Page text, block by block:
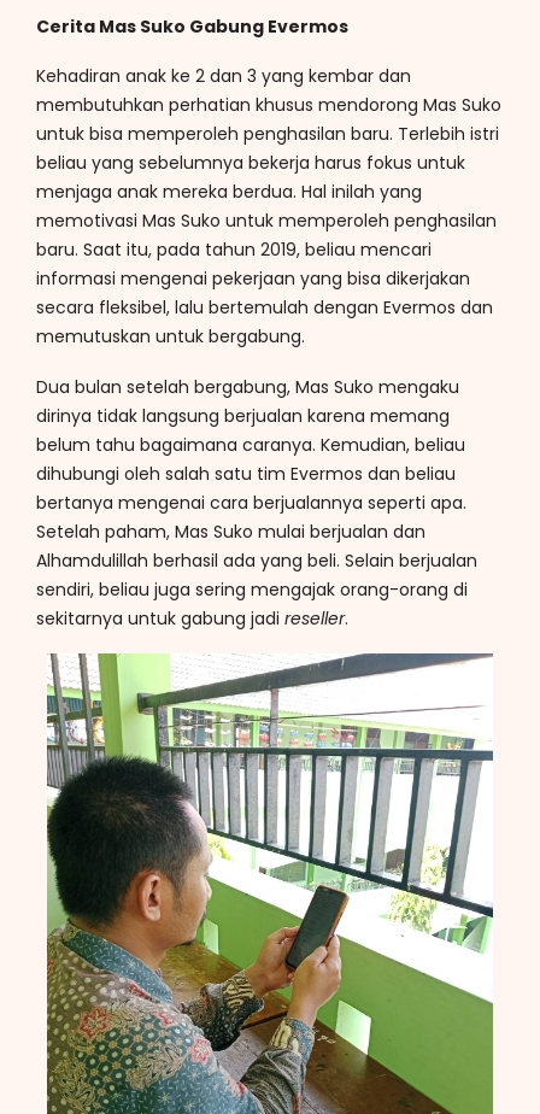
Cerita Mas Suko Gabung Evermos
Kehadiran anak ke 2 dan 3 yang kembar dan
membutuhkan perhatian khusus mendorong Mas Suko
untuk bisa memperoleh penghasilan baru. Terlebih istri
beliau yang sebelumnya bekerja harus fokus untuk
menjaga anak mereka berdua. Hal inilah yang
memotivasi Mas Suko untuk memperoleh penghasilan
baru. Saat itu, pada tahun 2019, beliau mencari
informasi mengenai pekerjaan yang bisa dikerjakan
secara fleksibel, lalu bertemulah dengan Evermos dan
memutuskan untuk bergabung.
Dua bulan setelah bergabung, Mas Suko mengaku
dirinya tidak langsung berjualan karena memang
belum tahu bagaimana caranya. Kemudian, beliau
dihubungi oleh salah satu tim Evermos dan beliau
bertanya mengenai cara berjualannya seperti apa.
Setelah paham, Mas Suko mulai berjualan dan
Alhamdulillah berhasil ada yang beli. Selain berjualan
sendiri, beliau juga sering mengajak orang-orang di
sekitarnya untuk gabung jadi reseller.